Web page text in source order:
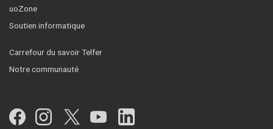
uoZone
Soutien informatique
Carrefour du savoir Telfer
Notre communauté
Facebook
Instagram
Twitter
YouTubeLinkedIn